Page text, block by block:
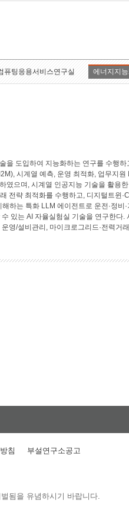
퓨팅응용서비스연구실 에너지지
을 도입하여 지능화하는 연구를 수행
시계열 예측, 운영 최적화, 업무지
였으며, 시계열 인공지능 기술을 활용
전략 최적화를 수행하고, 디지털트윈
해하는 특화 LLM 에이전트로 운전·정
있는 AI 자율실험실 기술을 연구한
영/설비관리, 마이크로그리드·전력거
침 부설연구소공고
됨을 유념하시기 바랍니다.